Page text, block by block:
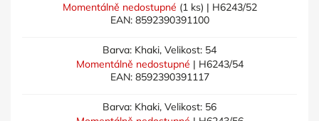
Momentálně nedostupné (1 ks) | H6243/52
EAN: 8592390391100
Barva: Khaki, Velikost: 54
Momentálně nedostupné | H6243/54
EAN: 8592390391117
Barva: Khaki, Velikost: 56